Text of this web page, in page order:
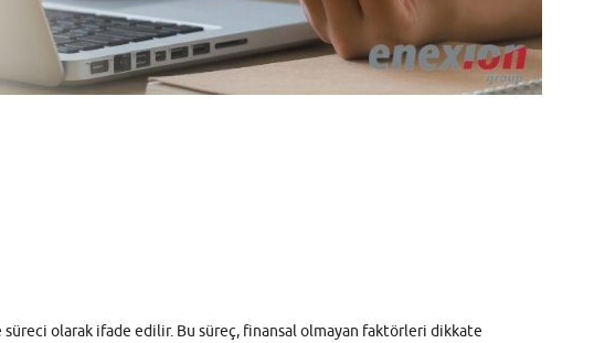
olarak ifade edilir. Bu süreç, finansal olmayan faktörleri dikkate